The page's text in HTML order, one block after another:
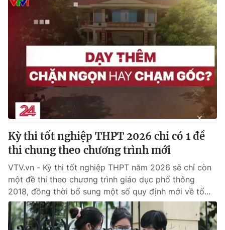
Theo dõi báo trên
Đài Truyền hình Việt Nam
Cơ quan báo chí:Thời báo VTV
Giấy phép hoạt động báo in và báo điện tử số 483/GP-BTTTT
cấp ngày 29/12/2023
Tổng Biên tập:
Phó Tổng Biên tập:Nguyễn Thị Mỹ Hạnh, Phạm Quốc Thắng,
Nguyễn Trọng Ninh
Tổng đài VTV:
024.38 355 931 - 024.38 355 932
Ðiện thoại Thời báo VTV:
024.66 897 897
Email:toasoan@vtv.vn
Liên hệ quảng cáo:024-7300.7108
Kỳ thi tốt nghiệp THPT 2026 chỉ có 1 đề
thi chung theo chương trình mới
VTV.vn - Kỳ thi tốt nghiệp THPT năm 2026 sẽ chỉ còn
một đề thi theo chương trình giáo dục phổ thông
2018, đồng thời bổ sung một số quy định mới về tổ...